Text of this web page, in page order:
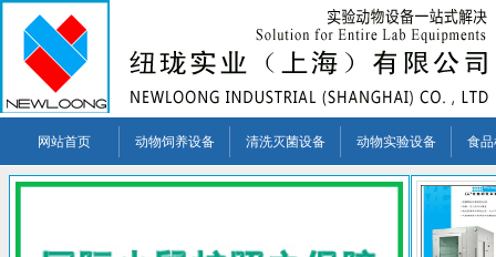
网站首页 动物饲养设备 清洗灭菌设备 动物实验设备
食
促销活动